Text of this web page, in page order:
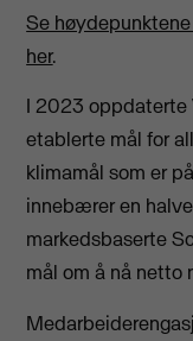
Se
her.
I 2023
etablerte mål for
klimamål som er
innebærer en
markedsbaserte
mål om å nå netto